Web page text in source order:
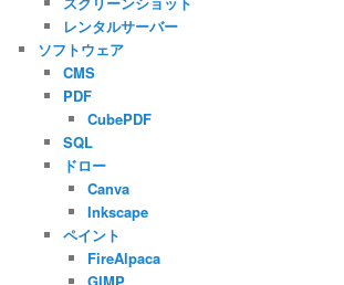
レンタルサーバー
ソフトウェア
CMS
PDF
CubePDF
SQL
ドロー
Canva
Inkscape
ペイント
FireAlpaca